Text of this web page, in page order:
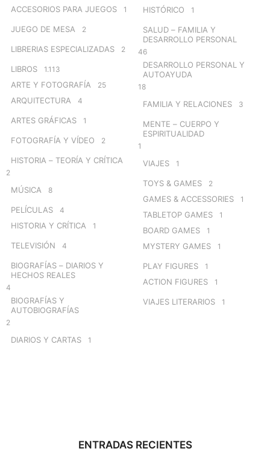
ACCESORIOS PARA JUEGOS 1
JUEGO DE MESA 2
LIBRERIAS ESPECIALIZADAS 2
LIBROS 1.113
ARTE Y FOTOGRAFÍA 25
ARQUITECTURA 4
ARTES GRÁFICAS 1
FOTOGRAFÍA Y VÍDEO 2
HISTORIA – TEORÍA Y CRÍTICA
2
MÚSICA 8
PELÍCULAS 4
HISTORIA Y CRÍTICA 1
TELEVISIÓN 4
BIOGRAFÍAS – DIARIOS Y
HECHOS REALES
4
BIOGRAFÍAS Y
AUTOBIOGRAFÍAS
2
DIARIOS Y CARTAS 1
HISTÓRICO 1
SALUD – FAMILIA Y
DESARROLLO PERSONAL
46
DESARROLLO PERSONAL Y
AUTOAYUDA
18
FAMILIA Y RELACIONES 3
MENTE – CUERPO Y
ESPIRITUALIDAD
1
VIAJES 1
TOYS & GAMES 2
GAMES & ACCESSORIES 1
TABLETOP GAMES 1
BOARD GAMES 1
MYSTERY GAMES 1
PLAY FIGURES 1
ACTION FIGURES 1
VIAJES LITERARIOS 1
ENTRADAS RECIENTES